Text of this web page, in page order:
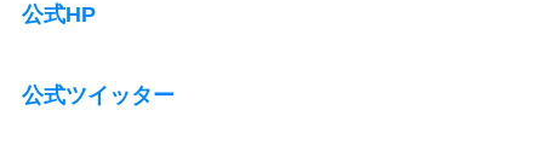
公式HP
公式ツイッター